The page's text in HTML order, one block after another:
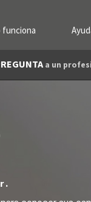
funciona
a un
.